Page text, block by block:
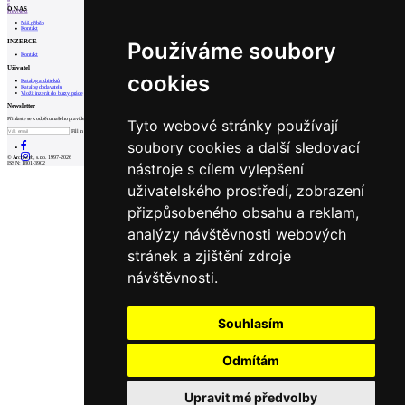
Používáme soubory
cookies
Tyto webové stránky používají
soubory cookies a další sledovací
nástroje s cílem vylepšení
uživatelského prostředí, zobrazení
přizpůsobeného obsahu a reklam,
analýzy návštěvnosti webových
stránek a zjištění zdroje
návštěvnosti.
Souhlasím
Odmítám
Upravit mé předvolby
6
PrevNext
O NÁS
Náš příběh
Kontakt
INZERCE
Kontakt
Uživatel
Katalog architektů
Katalog dodavatelů
Vložit inzerát do burzy práce
Newsletter
Přihlaste se k odběru našeho pravidelného týdenního newsletteru:
Fill in „nospam“
© Archiweb, s.r.o. 1997-2026
ISSN: 1801-3902